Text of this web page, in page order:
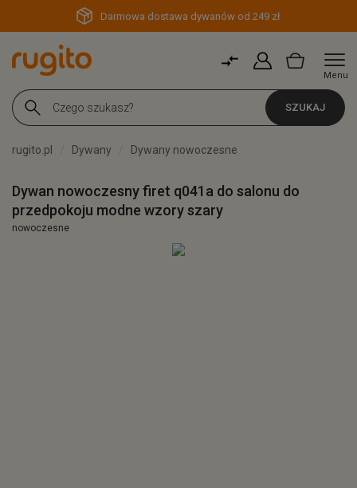
Darmowa dostawa dywanów od 249 zł
Menu
SZUKAJ
rugito.pl Dywany Dywany nowoczesne
Dywan nowoczesny firet q041a do salonu do
przedpokoju modne wzory szary
nowoczesne